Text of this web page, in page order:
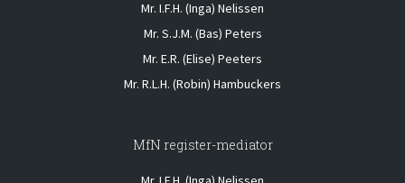
Mr. I.F.H. (Inga) Nelissen
Mr. S.J.M. (Bas) Peters
Mr. E.R. (Elise) Peeters
Mr. R.L.H. (Robin) Hambuckers
MfN register-mediator